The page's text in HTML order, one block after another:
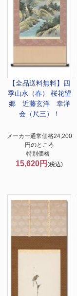
【全品送料無料】 四
季山水（春） 桜花望
郷 近藤玄洋 幸洋
会（尺三）！
メーカー通常価格24,200
円のところ
特別価格
15,620円(税込)